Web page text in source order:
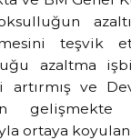
teşvik
azaltma
artırmış ve
ortaya